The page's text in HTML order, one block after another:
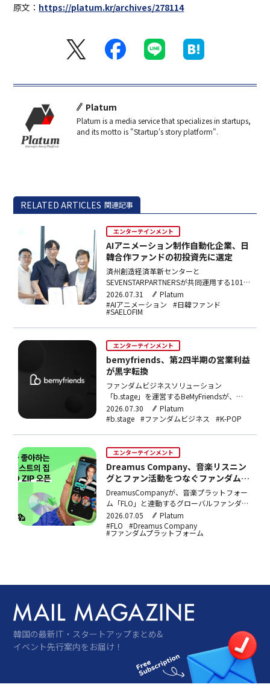
原文： https://platum.kr/archives/278114
Platum
Platum is a media service that specializes in startups,
and its motto is "Startup's story platform".
RELATED ARTICLES 関連記事
エンターテインメント
AIアニメーション制作自動化企業、日
韓合作ファンドの初投資先に選定
済州創造経済革新センターと
SEVENSTARPARTNERSが共同運用する101億
ウォン（約11.3億円）規模の「日韓済州スタ
ートアップファンド」が、AI活用アニメーシ
ョン制作自動化ソリューション「ASC」を開
発するSAELOFIMを初の投資先に選定した。
2026.07.31
Platum
#AIアニメーション
#日韓ファンド
#SAELOFIM
エンターテインメント
bemyfriends、第2四半期の営業利益
が黒字転換
ファンダムビジネスソリューション
「b.stage」を運営するBeMyFriendsが、
2025年第2四半期の営業利益が黒字転換した
と発表した。NETFLIXアニメ『ケイポップ・
以上のファンダムプラットフォーム、累計会
員数1,300万名以上を抱える。
2026.07.30
Platum
#b.stage #ファンダムビジネス #K-POP
エンターテインメント
Dreamus Company、音楽リスニン
グとファン活動をつなぐファンダムプ
ラットフォーム「FLO ZIP」を発売
DreamusCompanyが、音楽プラットフォー
ム「FLO」と連動するグローバルファンダム
プラットフォーム「FLOZIP」を発売。リア
ルタイムチャット・コミュニティ・コマー
ス・メンバーシップを一体化し、B1A4、
2026.07.05
Platum
#FLO
#Dreamus Company
#ファンダムプラットフォーム
韓国の最新IT・スタートアップまとめ&
イベント先行案内をお届け！